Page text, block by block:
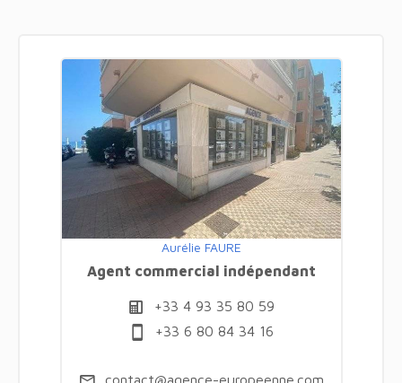
Aurélie FAURE
Agent commercial indépendant
+33 4 93 35 80 59
+33 6 80 84 34 16
contact@agence-europeenne.com